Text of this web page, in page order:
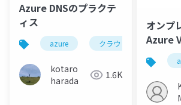
Azure DNSのプラクテ
ィス
azure クラウド dns
kotaro
harada
1.6K
オンプ
Azure
行時の
れ